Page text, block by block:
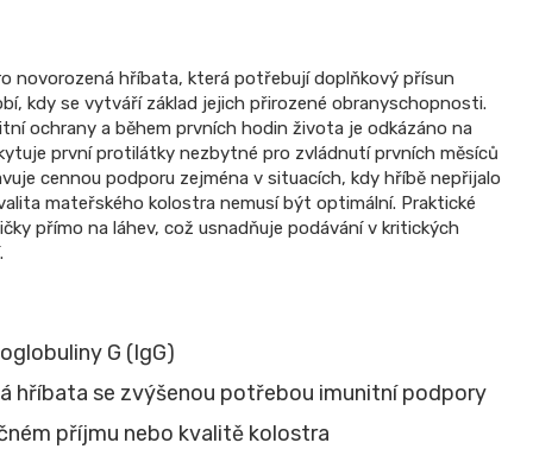
novorozená hříbata, která potřebují doplňkový přísun
kdy se vytváří základ jejich přirozené obranyschopnosti.
ochrany a během prvních hodin života je odkázáno na
první protilátky nezbytné pro zvládnutí prvních měsíců
cennou podporu zejména v situacích, kdy hříbě nepřijalo
mateřského kolostra nemusí být optimální. Praktické
přímo na láhev, což usnadňuje podávání v kritických
G (IgG)
hříbata se zvýšenou potřebou imunitní podpory
příjmu nebo kvalitě kolostra